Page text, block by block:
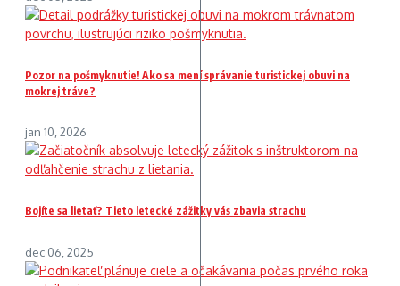
Pozor na pošmyknutie! Ako sa mení správanie turistickej obuvi na
mokrej tráve?
jan 10, 2026
Bojíte sa lietať? Tieto letecké zážitky vás zbavia strachu
dec 06, 2025